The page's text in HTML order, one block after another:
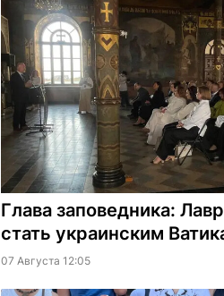
Глава заповедника:
стать украинским
07 Августа 12:05